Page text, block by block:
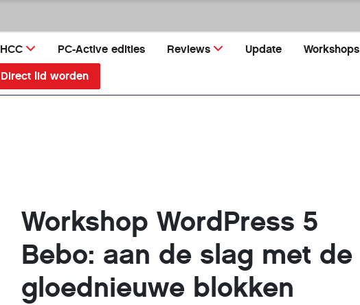
HCC PC-Active edities Reviews Update Workshops
Direct lid worden
Workshop WordPress 5
Bebo: aan de slag met de
gloednieuwe blokken